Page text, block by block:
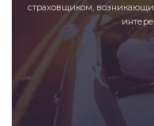
страховщиком,